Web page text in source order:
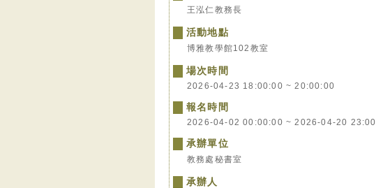
王泓仁教務長
活動地點
博雅教學館102教室
場次時間
2026-04-23 18:00:00 ~ 20:00:00
報名時間
2026-04-02 00:00:00 ~ 2026-04-20
承辦單位
教務處秘書室
承辦人